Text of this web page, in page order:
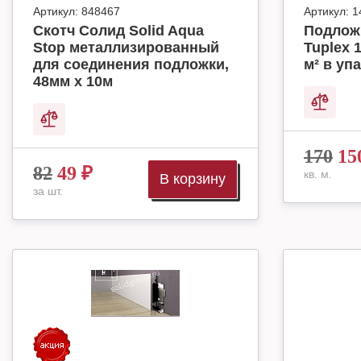
Артикул: 848467
Скотч Солид Solid Aqua
Stop металлизированный
для соединения подложки,
48мм х 10м
82 49 ₽
за шт.
В корзину
Артикул:
Tuplex
м² в
170
кв. м.